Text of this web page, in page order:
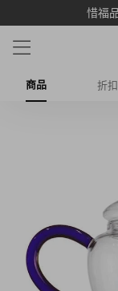
惜福
商品 折扣